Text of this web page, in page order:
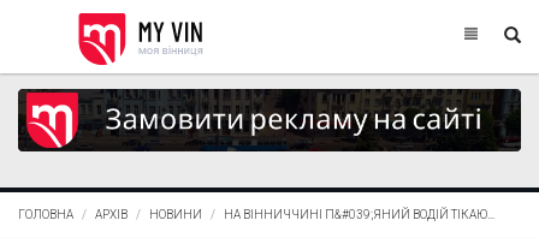
ГОЛОВНА АРХІВ НОВИНИ НА ВІННИЧЧИНІ П&#039;ЯНИЙ ВОДІЙ ТІКАЮ...